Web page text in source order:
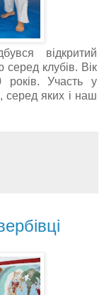
відкритий
серед клубів. Вік
Участь у
серед яких і наш